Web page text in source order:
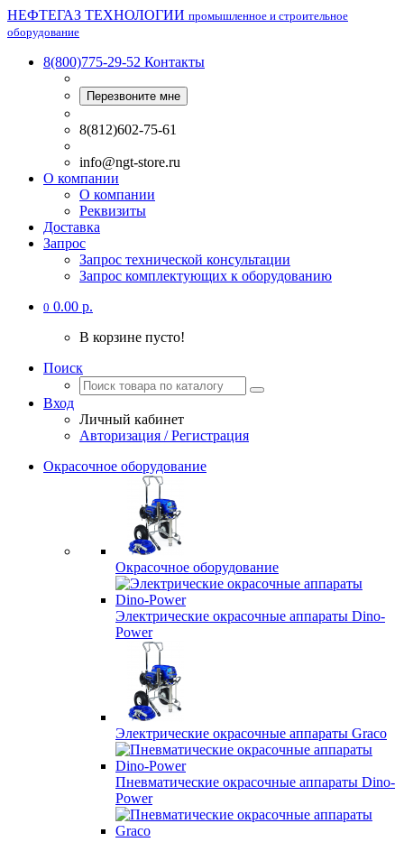
НЕФТЕГАЗ ТЕХНОЛОГИИ промышленное и строительное
оборудование
8(800)775-29-52 Контакты
Перезвоните мне
8(812)602-75-61
info@ngt-store.ru
О компании
О компании
Реквизиты
Доставка
Запрос
Запрос технической консультации
Запрос комплектующих к оборудованию
0 0.00 р.
В корзине пусто!
Поиск
Вход
Личный кабинет
Авторизация / Регистрация
Окрасочное оборудование
Окрасочное оборудование
Электрические окрасочные аппараты Dino-
Power
Электрические окрасочные аппараты Graco
Пневматические окрасочные аппараты Dino-
Power